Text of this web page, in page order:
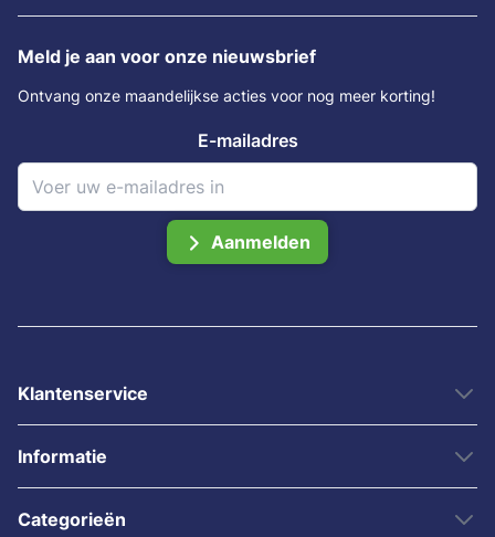
Meld je aan voor onze nieuwsbrief
Ontvang onze maandelijkse acties voor nog meer korting!
E-mailadres
Aanmelden
Klantenservice
Informatie
Categorieën